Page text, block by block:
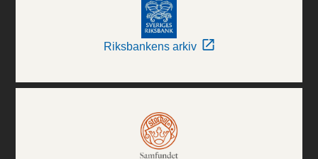
Riksbankens arkiv